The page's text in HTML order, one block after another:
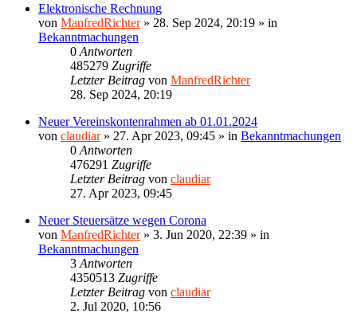
Elektronische Rechnung
von ManfredRichter» 28. Sep 2024, 20:19 » in
Bekanntmachungen
0 Antworten
485279 Zugriffe
Letzter Beitrag von ManfredRichter
28. Sep 2024, 20:19
Neuer Vereinskontenrahmen ab 01.01.2024
von claudiar» 27. Apr 2023, 09:45 » in Bekanntmachungen
0 Antworten
476291 Zugriffe
Letzter Beitrag von claudiar
27. Apr 2023, 09:45
Neuer Steuersätze wegen Corona
von ManfredRichter» 3. Jun 2020, 22:39 » in
Bekanntmachungen
3 Antworten
4350513 Zugriffe
Letzter Beitrag von claudiar
2. Jul 2020, 10:56